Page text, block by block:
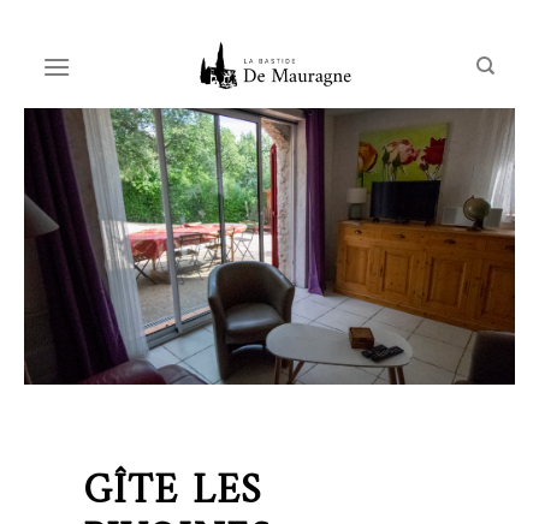
GÎTE LES